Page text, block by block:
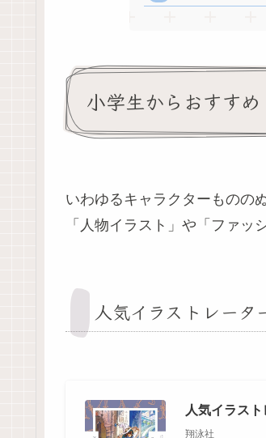
小学生からおすす
いわゆるキャラクターものの
「人物イラスト」や「ファッ
人気イラストレータ
人気イラス
翔泳社